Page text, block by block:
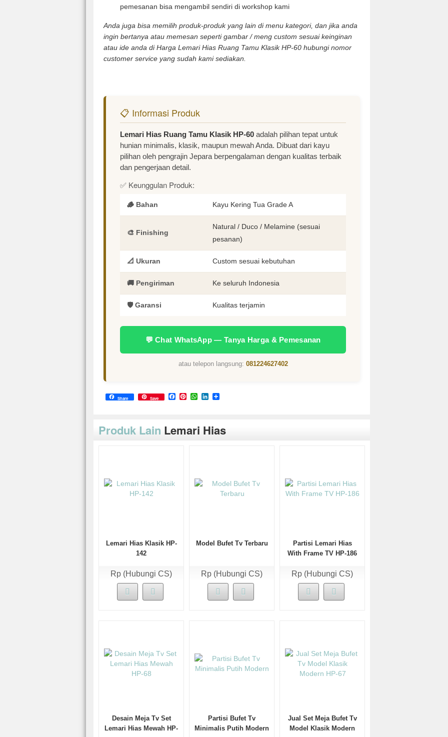
pemesanan bisa mengambil sendiri di workshop kami
Anda juga bisa memilih produk-produk yang lain di menu kategori, dan jika anda
ingin bertanya atau memesan seperti gambar / meng custom sesuai keinginan
atau ide anda di Harga Lemari Hias Ruang Tamu Klasik HP-60 hubungi nomor
customer service yang sudah kami sediakan.
📋 Informasi Produk
Lemari Hias Ruang Tamu Klasik HP-60 adalah pilihan tepat untuk
hunian minimalis, klasik, maupun mewah Anda. Dibuat dari kayu
pilihan oleh pengrajin Jepara berpengalaman dengan kualitas terbaik
dan pengerjaan detail.
✅ Keunggulan Produk:
🪵 Bahan Kayu Kering Tua Grade A
🎨 Finishing
Natural / Duco / Melamine (sesuai
pesanan)
📐 Ukuran Custom sesuai kebutuhan
🚚 Pengiriman Ke seluruh Indonesia
🛡️ Garansi Kualitas terjamin
💬 Chat WhatsApp — Tanya Harga & Pemesanan
atau telepon langsung: 081224627402
Share Save Facebook
Pinterest
WhatsApp
LinkedIn
Produk Lain Lemari Hias
Lemari Hias Klasik HP-
142
Rp (Hubungi CS)
Model Bufet Tv Terbaru
Rp (Hubungi CS)
Partisi Lemari Hias
With Frame TV HP-186
Rp (Hubungi CS)
Desain Meja Tv Set
Lemari Hias Mewah HP-
Partisi Bufet Tv
Minimalis Putih Modern
Jual Set Meja Bufet Tv
Model Klasik Modern